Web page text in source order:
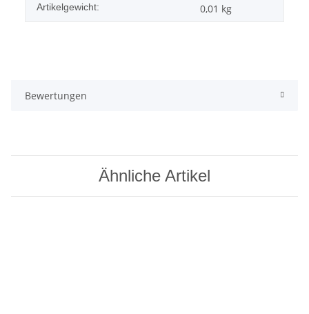
Artikelgewicht: 0,01 kg
Bewertungen
Ähnliche Artikel